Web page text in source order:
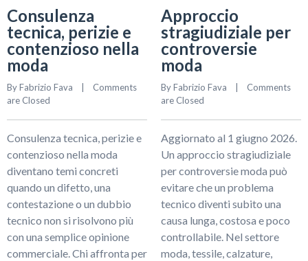
Consulenza
tecnica, perizie e
contenzioso nella
moda
By Fabrizio Fava
Comments
are Closed
Consulenza tecnica, perizie e
contenzioso nella moda
diventano temi concreti
quando un difetto, una
contestazione o un dubbio
tecnico non si risolvono più
con una semplice opinione
commerciale. Chi affronta per
Approccio
stragiudiziale per
controversie
moda
By Fabrizio Fava
Comments
are Closed
Aggiornato al 1 giugno 2026.
Un approccio stragiudiziale
per controversie moda può
evitare che un problema
tecnico diventi subito una
causa lunga, costosa e poco
controllabile. Nel settore
moda, tessile, calzature,